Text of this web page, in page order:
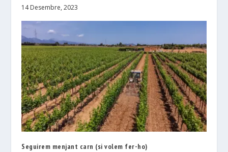
14 Desembre, 2023
Seguirem menjant carn (si volem fer-ho)